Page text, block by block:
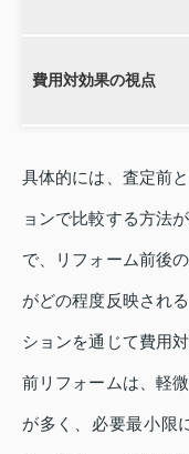
費用対効果の視点
具体的には、査定前
ョンで比較する方法
で、リフォーム前後
がどの程度反映され
ションを通じて費用
前リフォームは、軽
が多く、必要最小限